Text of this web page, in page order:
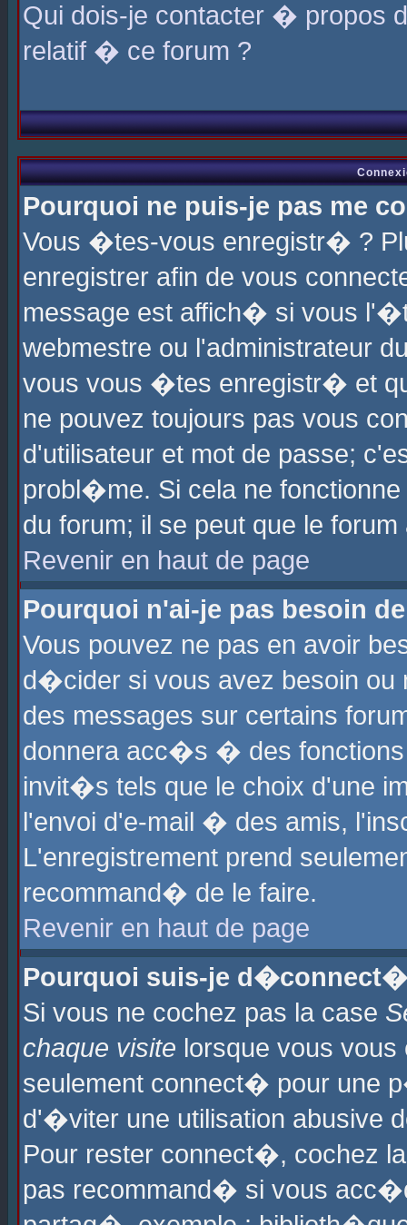
Qui dois-je contacter � propos
relatif � ce forum ?
Pourquoi ne puis-je pas me
Vous �tes-vous enregistr� ?
enregistrer afin de vous
message est affich� si vous
webmestre ou l'administrateur
vous vous �tes enregistr� et
ne pouvez toujours pas vous
d'utilisateur et mot de passe;
probl�me. Si cela ne
du forum; il se peut que le
Revenir en haut de page
Pourquoi n'ai-je pas besoin
Vous pouvez ne pas en avoir
d�cider si vous avez besoin ou
des messages sur certains
donnera acc�s � des fonctions
invit�s tels que le choix d'une
l'envoi d'e-mail � des amis,
L'enregistrement prend
recommand� de le faire.
Revenir en haut de page
Pourquoi suis-je
Si vous ne cochez pas la case
chaque visite lorsque vous
seulement connect� pour une
d'�viter une utilisation abusive
Pour rester connect�, cochez
pas recommand� si vous